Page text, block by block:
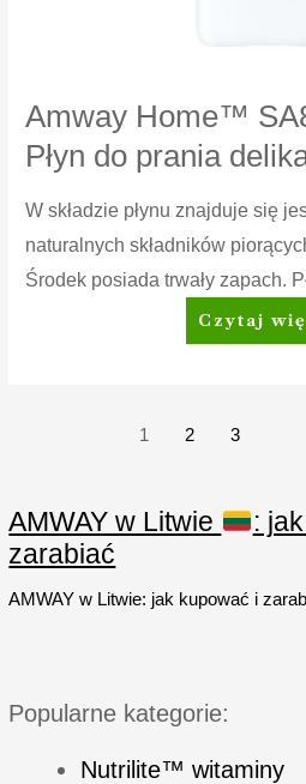
Amway Home™
Płyn do prania
W składzie płynu znajduje się
naturalnych składników
Środek posiada trwały zapach.
Amway
Home™
Płyn
tkanin
Czytaj
1 2 3
AMWAY w Litwie
:
zarabiać
AMWAY w Litwie: jak kupować i
Popularne kategorie:
Nutrilite™ witaminy